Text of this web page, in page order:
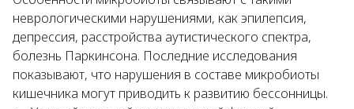
неврологическими нарушениями, как эпилепсия,
депрессия, расстройства аутистического спектра,
болезнь Паркинсона. Последние исследования
показывают, что нарушения в составе микробиоты
кишечника могут приводить к развитию бессонницы.